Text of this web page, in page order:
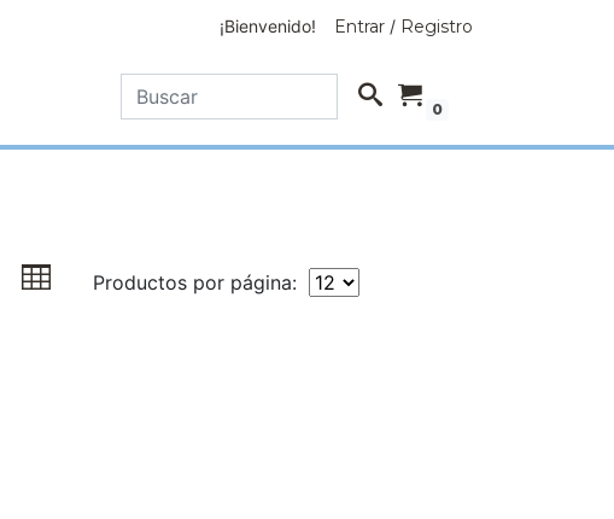
¡Bienvenido! Entrar / Registro
0
Productos por página: